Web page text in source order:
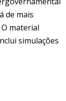
de mais
material
simulações